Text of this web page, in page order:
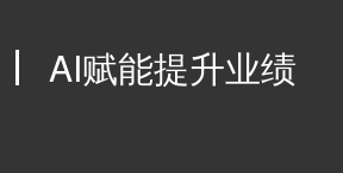
AI赋能提升业绩